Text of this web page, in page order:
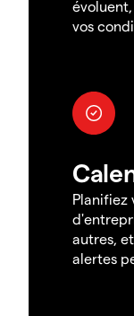
vos
Planifiez
autres,
alertes